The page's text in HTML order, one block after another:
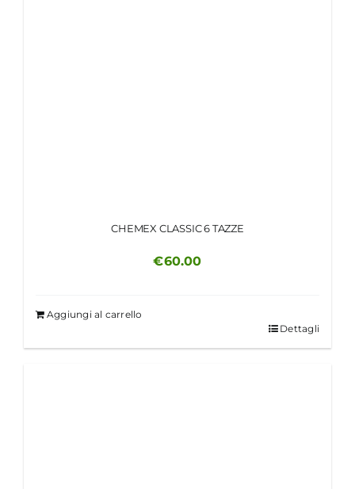
CHEMEX CLASSIC 6 TAZZE
€60.00
Aggiungi al carrello
Dettagli